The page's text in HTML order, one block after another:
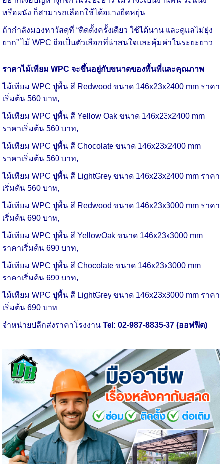
หรือผนัง ก็สามารถเลือกใช้ได้อย่างยืดหยุ่น
ถ้ากำลังมองหาวัสดุที่ “ติดตั้งครั้งเดียว ใช้ได้นาน และดูแลไม่ยุ่ง
ยาก” ไม้ WPC ถือเป็นตัวเลือกที่น่าสนใจและคุ้มค่าในระยะยาว
ราคาไม้เทียม WPC จะขึ้นอยู่กับขนาดของพื้นที่และคุณภาพ
ไม้เทียม WPC ปูพื้น สี Redwood ขนาด 146x23x2400 mm ราคา
เริ่มต้น 560 บาท,
ไม้เทียม WPC ปูพื้น สี Yellow Oak ขนาด 146x23x2400 mm
ราคาเริ่มต้น 560 บาท,
ไม้เทียม WPC ปูพื้น สี Chocolate ขนาด 146x23x2400 mm
ราคาเริ่มต้น 560 บาท,
ไม้เทียม WPC ปูพื้น สี LightGrey ขนาด 146x23x2400 mm ราคา
เริ่มต้น 560 บาท,
ไม้เทียม WPC ปูพื้น สี Redwood ขนาด 146x23x3000 mm ราคา
เริ่มต้น 690 บาท,
ไม้เทียม WPC ปูพื้น สี YellowOak ขนาด 146x23x3000 mm
ราคาเริ่มต้น 690 บาท,
ไม้เทียม WPC ปูพื้น สี Chocolate ขนาด 146x23x3000 mm
ราคาเริ่มต้น 690 บาท,
ไม้เทียม WPC ปูพื้น สี LightGrey ขนาด 146x23x3000 mm ราคา
เริ่มต้น 690 บาท
จำหน่ายปลีกส่งราคาโรงงาน Tel: 02-987-8835-37 (ออฟฟิต)